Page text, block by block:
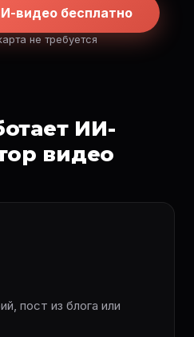
видео бесплатно
не требуется
ИИ-
видео
пост из блога или